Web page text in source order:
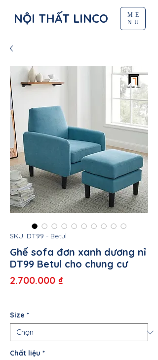
NỘI THẤT LINCO
ME
NU
SKU: DT99 - Betul
Ghế sofa đơn xanh dương nỉ
DT99 Betul cho chung cư
2.700.000 ₫Giá
Size *
Chất liệu *